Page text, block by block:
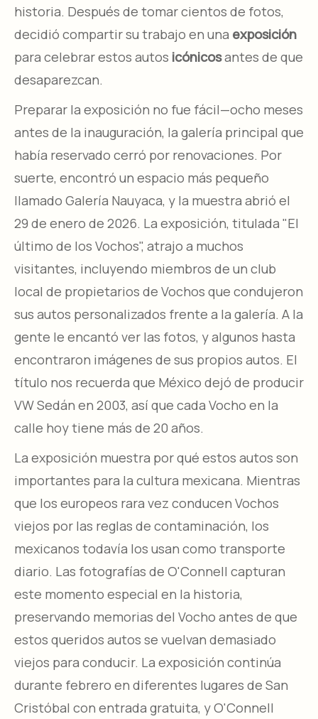
historia. Después de tomar cientos de fotos,
decidió compartir su trabajo en una exposición
para celebrar estos autos icónicosantes de que
desaparezcan.
Preparar la exposición no fue fácil—ocho meses
antes de la inauguración, la galería principal que
había reservado cerró por renovaciones. Por
suerte, encontró un espacio más pequeño
llamado Galería Nauyaca, y la muestra abrió el
29 de enero de 2026. La exposición, titulada "El
último de los Vochos", atrajo a muchos
visitantes, incluyendo miembros de un club
local de propietarios de Vochos que condujeron
sus autos personalizados frente a la galería. A la
gente le encantó ver las fotos, y algunos hasta
encontraron imágenes de sus propios autos. El
título nos recuerda que México dejó de producir
VW Sedán en 2003, así que cada Vocho en la
calle hoy tiene más de 20 años.
La exposición muestra por qué estos autos son
importantes para la cultura mexicana. Mientras
que los europeos rara vez conducen Vochos
viejos por las reglas de contaminación, los
mexicanos todavía los usan como transporte
diario. Las fotografías de O'Connell capturan
este momento especial en la historia,
preservando memorias del Vocho antes de que
estos queridos autos se vuelvan demasiado
viejos para conducir. La exposición continúa
durante febrero en diferentes lugares de San
Cristóbal con entrada gratuita, y O'Connell